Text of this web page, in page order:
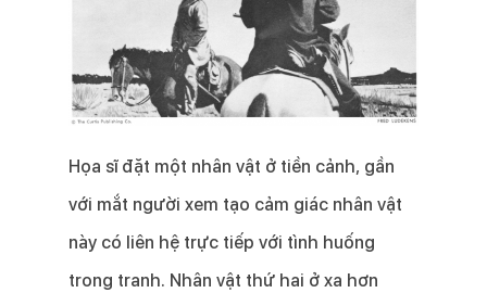
Họa sĩ đặt một nhân vật ở tiền cảnh, gần
với mắt người xem tạo cảm giác nhân vật
này có liên hệ trực tiếp với tình huống
trong tranh. Nhân vật thứ hai ở xa hơn